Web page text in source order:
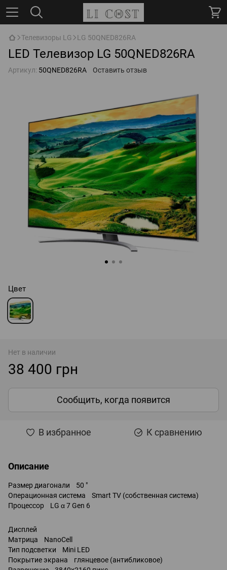
Телевизоры LG LG 50QNED826RA
LED Телевизор LG 50QNED826RA
Артикул: 50QNED826RA Оставить отзыв
Цвет
Нет в наличии
38 400 грн
Сообщить, когда появится
В избранное К сравнению
Описание
Размер диагонали 50 "
Операционная система Smart TV (собственная система)
Процессор LG α 7 Gen 6
Дисплей
Матрица NanoCell
Тип подсветки Mini LED
Покрытие экрана глянцевое (антибликовое)